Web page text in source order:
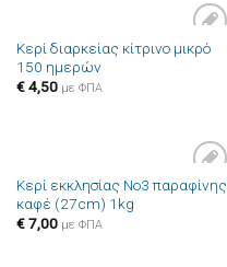
Πρόσθήκη
Κερί διαρκείας κίτρινο μικρό
150 ημερών
€4,50 με ΦΠΑ
Πρόσθήκη
Κερί εκκλησίας Νο3 παραφίνης
καφέ (27cm) 1kg
€7,00 με ΦΠΑ